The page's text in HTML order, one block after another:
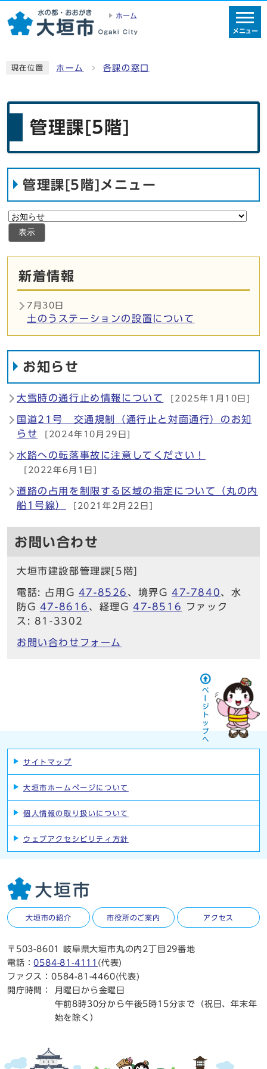
ホーム
メニュー
現在位置 ホーム 各課の窓口
管理課[5階]
管理課[5階]メニュー
表示
新着情報
7月30日
土のうステーションの設置について
お知らせ
大雪時の通行止め情報について [2025年1月10日]
国道21号 交通規制（通行止と対面通行）のお知
らせ
[2024年10月29日]
水路への転落事故に注意してください！
[2022年6月1日]
道路の占用を制限する区域の指定について（丸の内
船1号線）
[2021年2月22日]
お問い合わせ
大垣市建設部管理課[5階]
電話: 占用G 47-8526 、境界G47-7840、水
防G 47-8616 、経理G47-8516
ファック
ス: 81-3302
お問い合わせフォーム
サイトマップ
大垣市ホームページについて
個人情報の取り扱いについて
ウェブアクセシビリティ方針
大垣市の紹介 市役所のご案内 アクセス
〒503-8601 岐阜県大垣市丸の内2丁目29番地
電話：0584-81-4111 (代表)
ファクス：0584-81-4460(代表)
開庁時間：
月曜日から金曜日
午前8時30分から午後5時15分まで（祝日、年末年
始を除く）